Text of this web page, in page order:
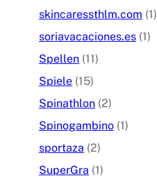
skincaressthlm.com (1)
soriavacaciones.es (1)
Spellen (11)
Spiele (15)
Spinathlon (2)
Spinogambino (1)
sportaza (2)
SuperGra (1)